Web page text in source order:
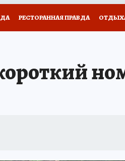
РЕСТОРАННАЯ ПРАВДА
ТАКАЯ НАУКА КП В МАХ